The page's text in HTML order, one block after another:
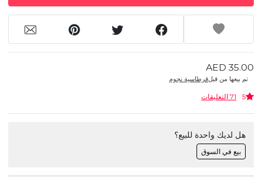
AED 35.00
تم بيعها من قبلقرطاسية نجوم
5 71 التعليقات
هل لديك واحدة للبيع؟
بيع في السوق